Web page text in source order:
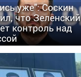
уже": Соскин
что Зеленский
контроль над